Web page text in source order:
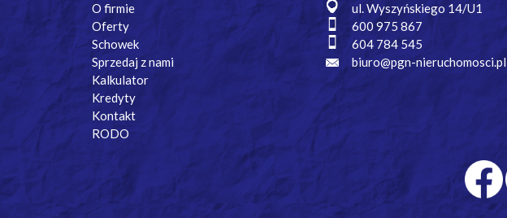
O firmie
Oferty
Schowek
Sprzedaj z nami
Kalkulator
Kredyty
Kontakt
RODO
ul. Wyszyńskiego 14/U1
600 975 867
604 784 545
biuro@pgn-nieruchomosci.pl